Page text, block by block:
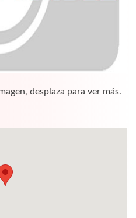
desplaza para ver más.